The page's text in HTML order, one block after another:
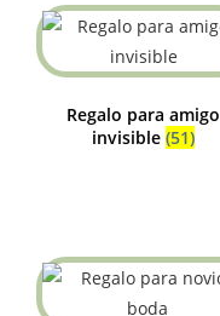
Regalo para amigo
invisible (51)